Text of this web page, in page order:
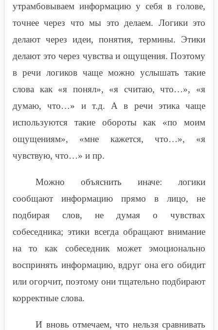
утрамбовываем информацию у себя в голове,
точнее через что мы это делаем. Логики это
делают через идеи, понятия, термины. Этики
делают это через чувства и ощущения. Поэтому
в речи логиков чаще можно услышать такие
слова как «я понял», «я считаю, что…», «я
думаю, что…» и т.д. А в речи этика чаще
используются такие обороты как «по моим
ощущениям», «мне кажется, что…», «я
чувствую, что…» и пр.
Можно объяснить иначе: логики
сообщают информацию прямо в лицо, не
подбирая слов, не думая о чувствах
собеседника; этики всегда обращают внимание
на то как собеседник может эмоционально
воспринять информацию, вдруг она его обидит
или огорчит, поэтому они тщательно подбирают
корректные слова.
И вновь отмечаем, что нельзя сравнивать